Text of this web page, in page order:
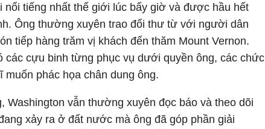
tiếng nhất thế giới lúc bấy giờ và được hầu hết
Ông thường xuyên trao đổi thư từ với người dân
tiếp hàng trăm vị khách đến thăm Mount Vernon.
các cựu binh từng phục vụ dưới quyền ông, các chức
phác họa chân dung ông.
Washington vẫn thường xuyên đọc báo và theo dõi
xảy ra ở đất nước mà ông đã góp phần giải